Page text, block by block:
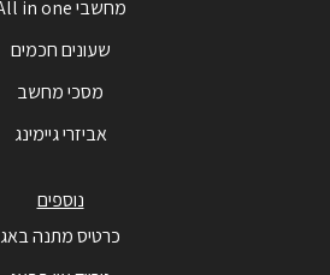
מחשבי All in one
שעונים חכמים
מסכי מחשב
אביזרי גיימינג
נוספים
כרטיס מתנה באג